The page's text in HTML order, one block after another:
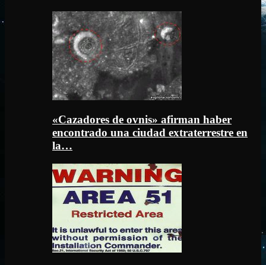
«Cazadores de ovnis» afirman haber
encontrado una ciudad extraterrestre en
la…